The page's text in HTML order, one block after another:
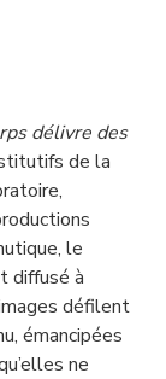
délivre des
de la
le
diffusé à
défilent
émancipées
ne